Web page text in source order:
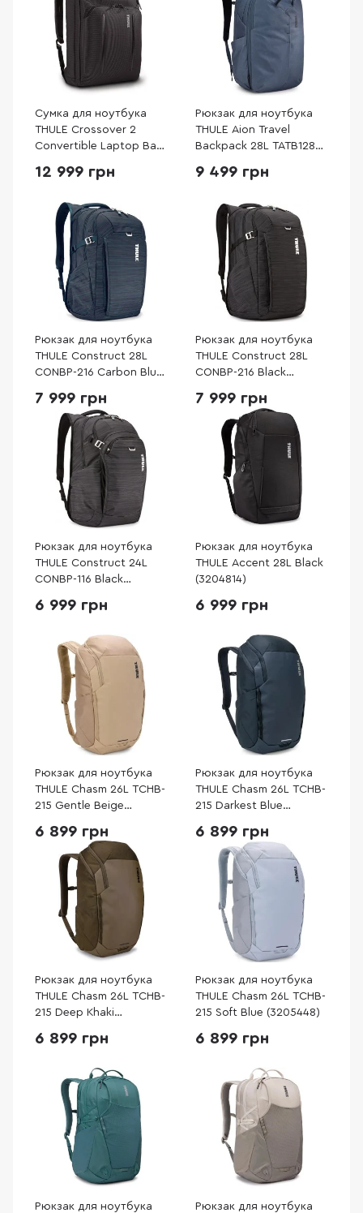
Сумка для ноутбука
THULE Crossover 2
Convertible Laptop Bag
(3205262)
12 999 грн
Рюкзак для ноутбука
THULE Aion Travel
Backpack 28L TATB128
9 499 грн
Рюкзак для ноутбука
THULE Construct 28L
CONBP-216 Carbon Blue
7 999 грн
Рюкзак для ноутбука
THULE Construct 28L
CONBP-216 Black
7 999 грн
Рюкзак для ноутбука
THULE Construct 24L
CONBP-116 Black
6 999 грн
Рюкзак для ноутбука
THULE Accent 28L Black
(3204814)
6 999 грн
Рюкзак для ноутбука
THULE Chasm 26L TCHB-
215 Gentle Beige
6 899 грн
Рюкзак для ноутбука
THULE Chasm 26L TCHB-
215 Darkest Blue
6 899 грн
Рюкзак для ноутбука
THULE Chasm 26L TCHB-
215 Deep Khaki
6 899 грн
Рюкзак для ноутбука
THULE Chasm 26L TCHB-
215 Soft Blue (3205448)
6 899 грн
Рюкзак для ноутбука
Рюкзак для ноутбука